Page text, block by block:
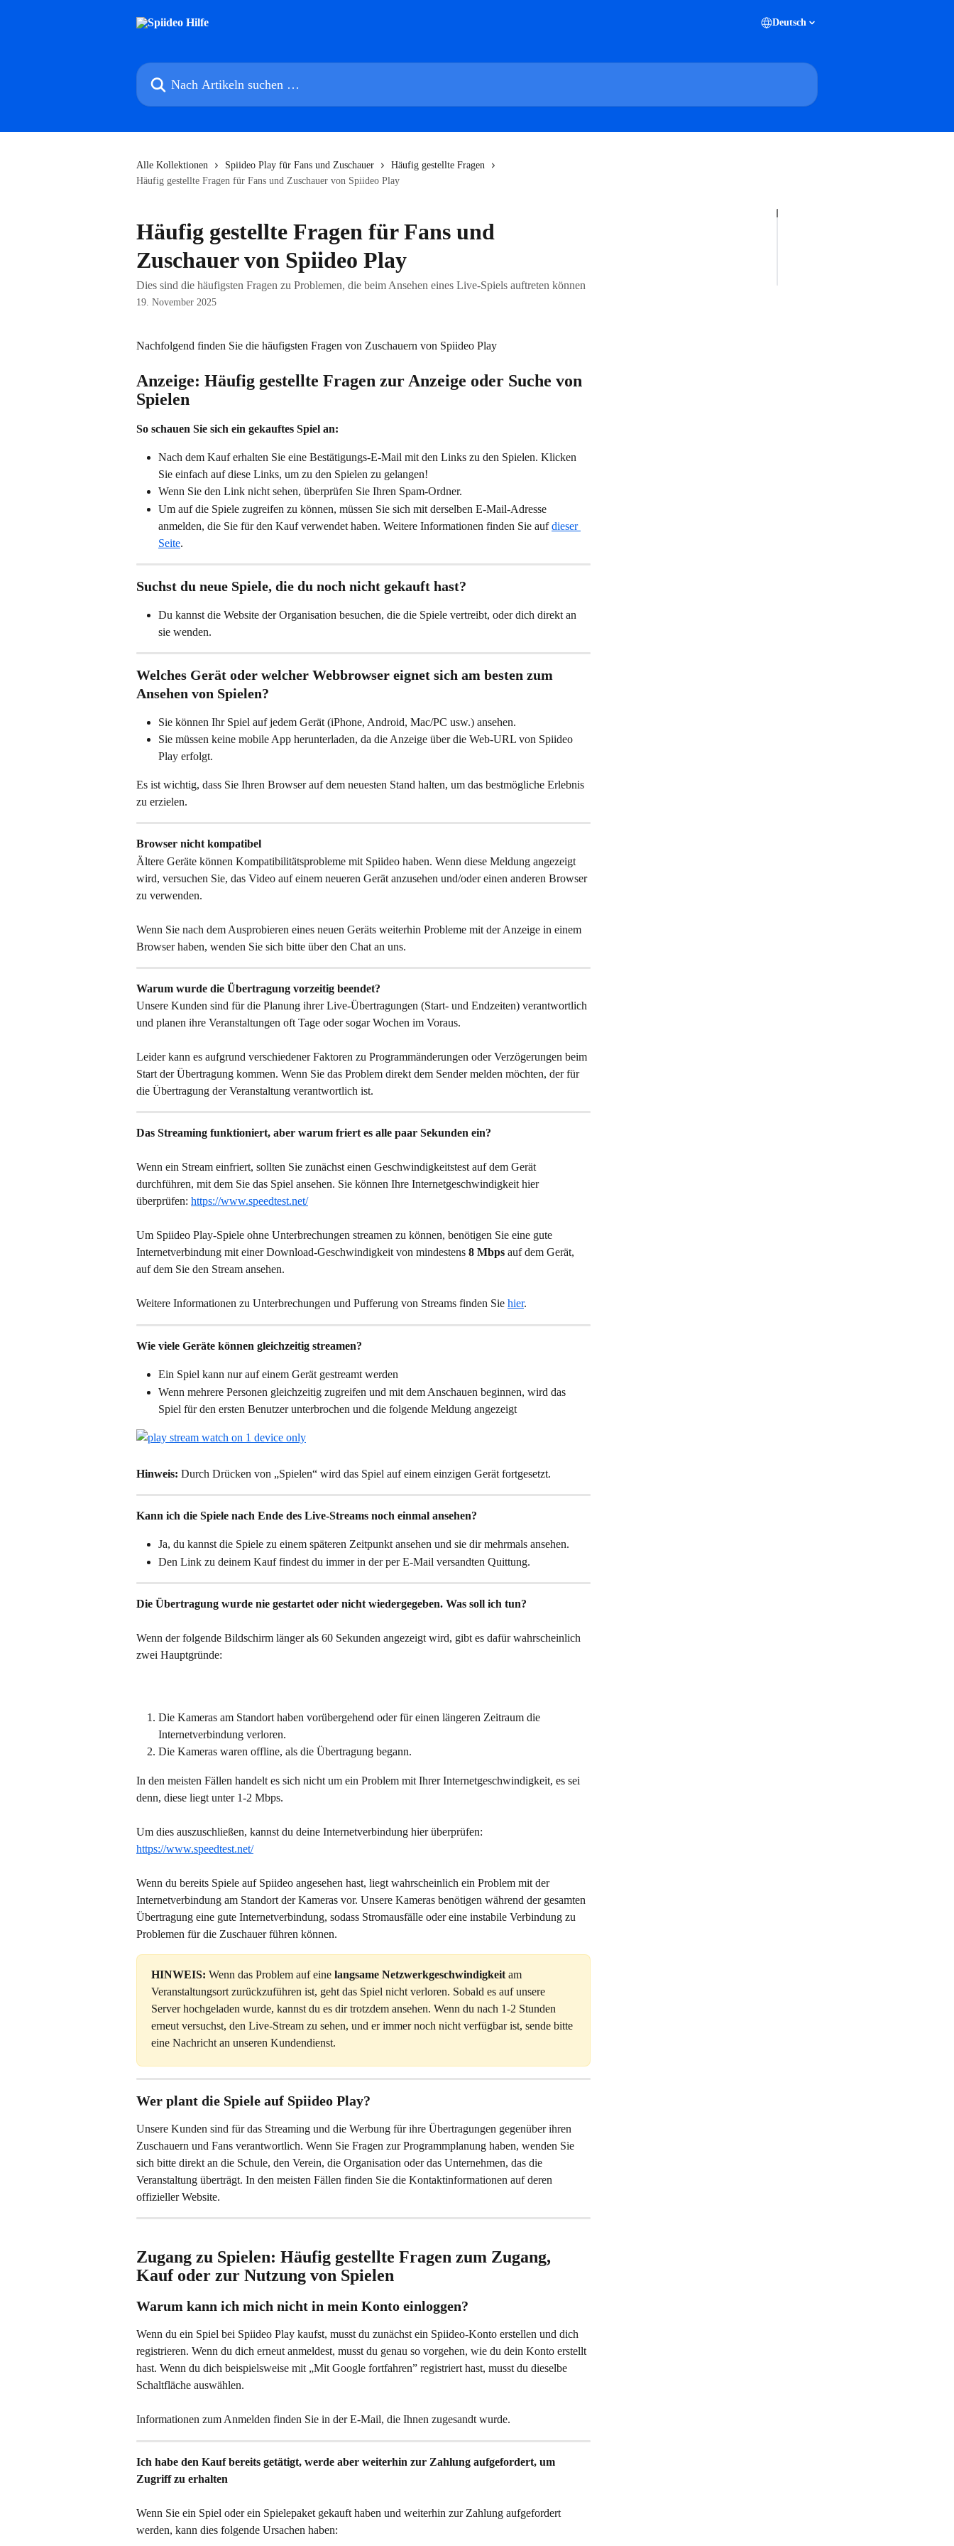
Deutsch
Nach Artikeln suchen …
Alle Kollektionen Spiideo Play für Fans und Zuschauer
Häufig gestellte Fragen
Häufig gestellte Fragen für Fans und Zuschauer von Spiideo Play
Häufig gestellte Fragen für Fans und
Zuschauer von Spiideo Play
Dies sind die häufigsten Fragen zu Problemen, die beim Ansehen eines Live-Spiels auftreten können
19. November 2025
Nachfolgend finden Sie die häufigsten Fragen von Zuschauern von Spiideo Play
Anzeige: Häufig gestellte Fragen zur Anzeige oder Suche von
Spielen
So schauen Sie sich ein gekauftes Spiel an:
Nach dem Kauf erhalten Sie eine Bestätigungs-E-Mail mit den Links zu den Spielen. Klicken
Sie einfach auf diese Links, um zu den Spielen zu gelangen!
Wenn Sie den Link nicht sehen, überprüfen Sie Ihren Spam-Ordner.
Um auf die Spiele zugreifen zu können, müssen Sie sich mit derselben E-Mail-Adresse
anmelden, die Sie für den Kauf verwendet haben. Weitere Informationen finden Sie auf dieser
Seite.
Suchst du neue Spiele, die du noch nicht gekauft hast?
Du kannst die Website der Organisation besuchen, die die Spiele vertreibt, oder dich direkt an
sie wenden.
Welches Gerät oder welcher Webbrowser eignet sich am besten zum
Ansehen von Spielen?
Sie können Ihr Spiel auf jedem Gerät (iPhone, Android, Mac/PC usw.) ansehen.
Sie müssen keine mobile App herunterladen, da die Anzeige über die Web-URL von Spiideo
Play erfolgt.
Es ist wichtig, dass Sie Ihren Browser auf dem neuesten Stand halten, um das bestmögliche Erlebnis
zu erzielen.
Browser nicht kompatibel
Ältere Geräte können Kompatibilitätsprobleme mit Spiideo haben. Wenn diese Meldung angezeigt
wird, versuchen Sie, das Video auf einem neueren Gerät anzusehen und/oder einen anderen Browser
zu verwenden.
Wenn Sie nach dem Ausprobieren eines neuen Geräts weiterhin Probleme mit der Anzeige in einem
Browser haben, wenden Sie sich bitte über den Chat an uns.
Warum wurde die Übertragung vorzeitig beendet?
Unsere Kunden sind für die Planung ihrer Live-Übertragungen (Start- und Endzeiten) verantwortlich
und planen ihre Veranstaltungen oft Tage oder sogar Wochen im Voraus.
Leider kann es aufgrund verschiedener Faktoren zu Programmänderungen oder Verzögerungen beim
Start der Übertragung kommen. Wenn Sie das Problem direkt dem Sender melden möchten, der für
die Übertragung der Veranstaltung verantwortlich ist.
Das Streaming funktioniert, aber warum friert es alle paar Sekunden ein?
Wenn ein Stream einfriert, sollten Sie zunächst einen Geschwindigkeitstest auf dem Gerät
durchführen, mit dem Sie das Spiel ansehen. Sie können Ihre Internetgeschwindigkeit hier
überprüfen: https://www.speedtest.net/
Um Spiideo Play-Spiele ohne Unterbrechungen streamen zu können, benötigen Sie eine gute
Internetverbindung mit einer Download-Geschwindigkeit von mindestens 8 Mbps auf dem Gerät,
auf dem Sie den Stream ansehen.
Weitere Informationen zu Unterbrechungen und Pufferung von Streams finden Sie hier.
Wie viele Geräte können gleichzeitig streamen?
Ein Spiel kann nur auf einem Gerät gestreamt werden
Wenn mehrere Personen gleichzeitig zugreifen und mit dem Anschauen beginnen, wird das
Spiel für den ersten Benutzer unterbrochen und die folgende Meldung angezeigt
Hinweis: Durch Drücken von „Spielen“ wird das Spiel auf einem einzigen Gerät fortgesetzt.
Kann ich die Spiele nach Ende des Live-Streams noch einmal ansehen?
Ja, du kannst die Spiele zu einem späteren Zeitpunkt ansehen und sie dir mehrmals ansehen.
Den Link zu deinem Kauf findest du immer in der per E-Mail versandten Quittung.
Die Übertragung wurde nie gestartet oder nicht wiedergegeben. Was soll ich tun?
Wenn der folgende Bildschirm länger als 60 Sekunden angezeigt wird, gibt es dafür wahrscheinlich
zwei Hauptgründe:
Die Kameras am Standort haben vorübergehend oder für einen längeren Zeitraum die
Internetverbindung verloren.
Die Kameras waren offline, als die Übertragung begann.
In den meisten Fällen handelt es sich nicht um ein Problem mit Ihrer Internetgeschwindigkeit, es sei
denn, diese liegt unter 1-2 Mbps.
Um dies auszuschließen, kannst du deine Internetverbindung hier überprüfen:
https://www.speedtest.net/
Wenn du bereits Spiele auf Spiideo angesehen hast, liegt wahrscheinlich ein Problem mit der
Internetverbindung am Standort der Kameras vor. Unsere Kameras benötigen während der gesamten
Übertragung eine gute Internetverbindung, sodass Stromausfälle oder eine instabile Verbindung zu
Problemen für die Zuschauer führen können.
HINWEIS: Wenn das Problem auf eine langsame Netzwerkgeschwindigkeit am
Veranstaltungsort zurückzuführen ist, geht das Spiel nicht verloren. Sobald es auf unsere
Server hochgeladen wurde, kannst du es dir trotzdem ansehen. Wenn du nach 1-2 Stunden
erneut versuchst, den Live-Stream zu sehen, und er immer noch nicht verfügbar ist, sende bitte
eine Nachricht an unseren Kundendienst.
Wer plant die Spiele auf Spiideo Play?
Unsere Kunden sind für das Streaming und die Werbung für ihre Übertragungen gegenüber ihren
Zuschauern und Fans verantwortlich. Wenn Sie Fragen zur Programmplanung haben, wenden Sie
sich bitte direkt an die Schule, den Verein, die Organisation oder das Unternehmen, das die
Veranstaltung überträgt. In den meisten Fällen finden Sie die Kontaktinformationen auf deren
offizieller Website.
Zugang zu Spielen: Häufig gestellte Fragen zum Zugang,
Kauf oder zur Nutzung von Spielen
Warum kann ich mich nicht in mein Konto einloggen?
Wenn du ein Spiel bei Spiideo Play kaufst, musst du zunächst ein Spiideo-Konto erstellen und dich
registrieren. Wenn du dich erneut anmeldest, musst du genau so vorgehen, wie du dein Konto erstellt
hast. Wenn du dich beispielsweise mit „Mit Google fortfahren” registriert hast, musst du dieselbe
Schaltfläche auswählen.
Informationen zum Anmelden finden Sie in der E-Mail, die Ihnen zugesandt wurde.
Ich habe den Kauf bereits getätigt, werde aber weiterhin zur Zahlung aufgefordert, um
Zugriff zu erhalten
Wenn Sie ein Spiel oder ein Spielepaket gekauft haben und weiterhin zur Zahlung aufgefordert
werden, kann dies folgende Ursachen haben: